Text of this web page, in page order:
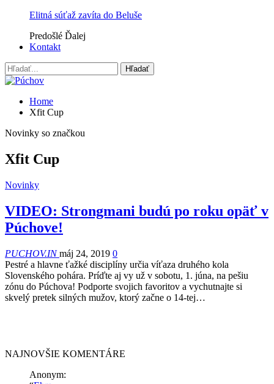
Elitná súťaž zavíta do Beluše
Predošlé Ďalej
Kontakt
Home
Xfit Cup
Novinky so značkou
Xfit Cup
Novinky
VIDEO: Strongmani budú po roku opäť v
Púchove!
PUCHOV.INmáj 24, 2019 0
Pestré a hlavne ťažké disciplíny určia víťaza druhého kola
Slovenského pohára. Príďte aj vy už v sobotu, 1. júna, na pešiu
zónu do Púchova! Podporte svojich favoritov a vychutnajte si
skvelý pretek silných mužov, ktorý začne o 14-tej…
NAJNOVŠIE KOMENTÁRE
Anonym: